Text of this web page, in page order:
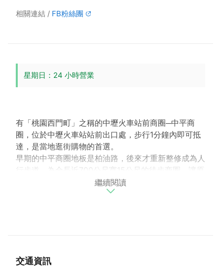
相關連結 FB粉絲團
星期日：24 小時營業
有「桃園西門町」之稱的中壢火車站前商圈─中平商
圈，位於中壢火車站站前出口處，步行1分鐘內即可抵
達，是當地逛街購物的首選。
早期的中平商圈地板是柏油路，後來才重新整修成為人
行步道，為全長近700公尺寬15公尺的徒步商圈，讓原
本就已經相當熱鬧的中平商圈變得更適合逛街。
店家多以精品服飾及青少年流行服飾為主，另外還有新
繼續閱讀
交通資訊